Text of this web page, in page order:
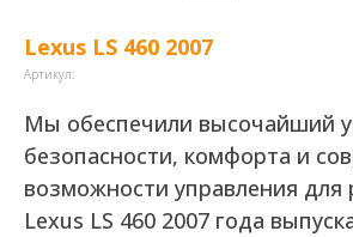
Lexus LS 460 2007
Артикул:
Мы обеспечили высочайший
безопасности, комфорта и
возможности управления для
Lexus LS 460 2007 года